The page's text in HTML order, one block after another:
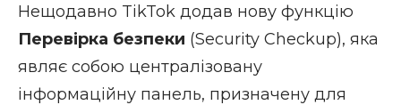
Нещодавно TikTok додав нову функцію
Перевірка безпеки (Security Checkup), яка
являє собою централізовану
інформаційну панель, призначену для